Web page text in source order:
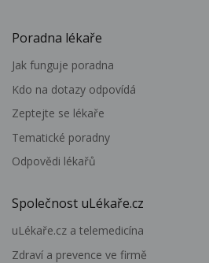
Poradna lékaře
Jak funguje poradna
Kdo na dotazy odpovídá
Zeptejte se lékaře
Tematické poradny
Odpovědi lékařů
Společnost uLékaře.cz
uLékaře.cz a telemedicína
Zdraví a prevence ve firmě